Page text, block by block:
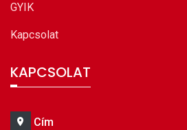
GYIK
Kapcsolat
KAPCSOLAT
Cím